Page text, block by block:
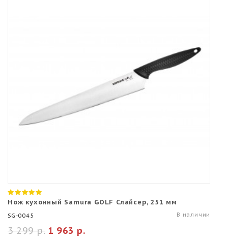
Нож кухонный Samura GOLF Слайсер, 251 мм
SG-0045 В наличии
1 963 р.
3 299 р.